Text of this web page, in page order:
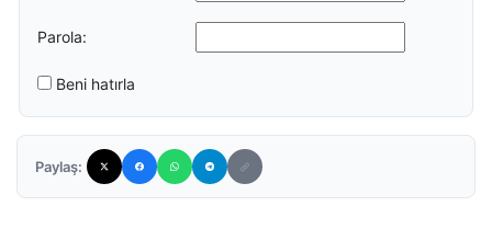
Parola:
Beni hatırla
Paylaş: